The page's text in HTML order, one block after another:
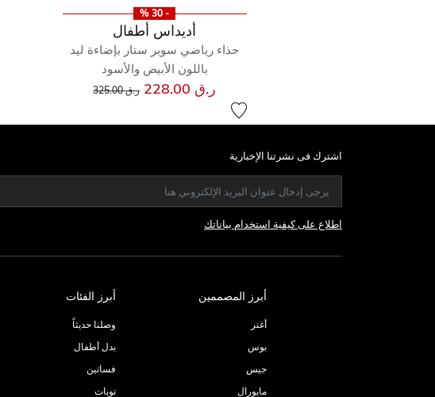
- 30 %
أديداس أطفال
حذاء رياضي سوبر ستار بإضاءة ليد
باللون الأبيض والأسود
ر.ق 228.00 سعر مخفض من
ر.ق 325.00 إلى
اشترك فى نشرتنا الإخبارية
اطلاع على كيفية استخدام بياناتك
أبرز المصممين
أغنر
بوس
جيس
مايورال
أبرز الفئات
وصلنا حديثاً
بدل أطفال
فساتين
توبات